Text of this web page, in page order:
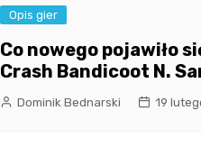
Opis gier
Co nowego pojawiło
Crash Bandicoot N.
Dominik Bednarski 19